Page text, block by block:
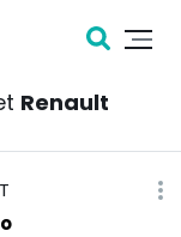
Renault